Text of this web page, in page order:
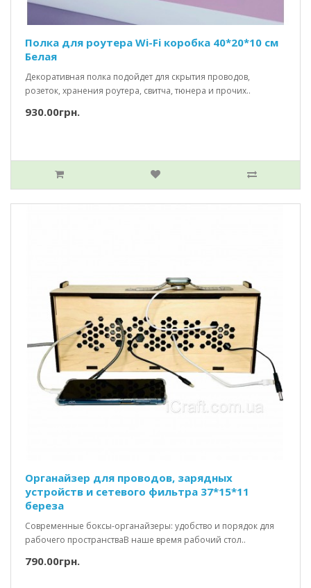
Полка для роутера Wi-Fi коробка 40*20*10 см
Белая
Декоративная полка подойдет для скрытия проводов,
розеток, хранения роутера, свитча, тюнера и прочих..
930.00грн.
Органайзер для проводов, зарядных
устройств и сетевого фильтра 37*15*11
береза
Современные боксы-органайзеры: удобство и порядок для
рабочего пространстваВ наше время рабочий стол..
790.00грн.